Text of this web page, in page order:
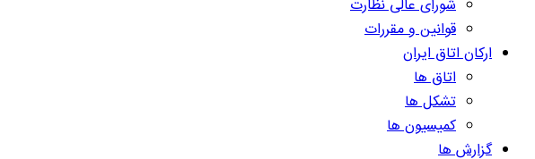
شورای عالی نظارت
قوانین و مقررات
ارکان اتاق ایران
اتاق ها
تشکل ها
کمیسیون ها
گزارش ها